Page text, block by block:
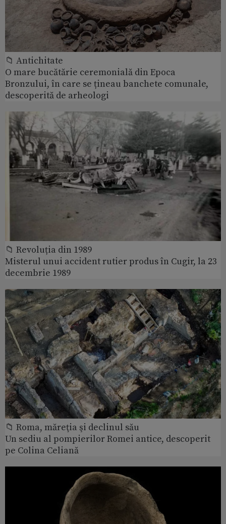
📁 Antichitate
O mare bucătărie ceremonială din Epoca
Bronzului, în care se țineau banchete comunale,
descoperită de arheologi
📁 Revoluția din 1989
Misterul unui accident rutier produs în Cugir, la 23
decembrie 1989
📁 Roma, măreţia şi declinul său
Un sediu al pompierilor Romei antice, descoperit
pe Colina Celiană